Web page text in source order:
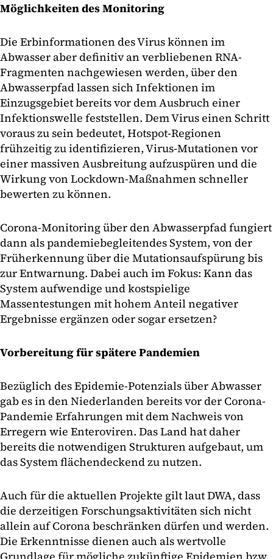
Möglichkeiten des Monitoring
Die Erbinformationen des Virus können im
Abwasser aber definitiv an verbliebenen RNA-
Fragmenten nachgewiesen werden, über den
Abwasserpfad lassen sich Infektionen im
Einzugsgebiet bereits vor dem Ausbruch einer
Infektionswelle feststellen. Dem Virus einen Schritt
voraus zu sein bedeutet, Hotspot-Regionen
frühzeitig zu identifizieren, Virus-Mutationen vor
einer massiven Ausbreitung aufzuspüren und die
Wirkung von Lockdown-Maßnahmen schneller
bewerten zu können.
Corona-Monitoring über den Abwasserpfad fungiert
dann als pandemiebegleitendes System, von der
Früherkennung über die Mutationsaufspürung bis
zur Entwarnung. Dabei auch im Fokus: Kann das
System aufwendige und kostspielige
Massentestungen mit hohem Anteil negativer
Ergebnisse ergänzen oder sogar ersetzen?
Vorbereitung für spätere Pandemien
Bezüglich des Epidemie-Potenzials über Abwasser
gab es in den Niederlanden bereits vor der Corona-
Pandemie Erfahrungen mit dem Nachweis von
Erregern wie Enteroviren. Das Land hat daher
bereits die notwendigen Strukturen aufgebaut, um
das System flächendeckend zu nutzen.
Auch für die aktuellen Projekte gilt laut DWA, dass
die derzeitigen Forschungsaktivitäten sich nicht
allein auf Corona beschränken dürfen und werden.
Die Erkenntnisse dienen auch als wertvolle